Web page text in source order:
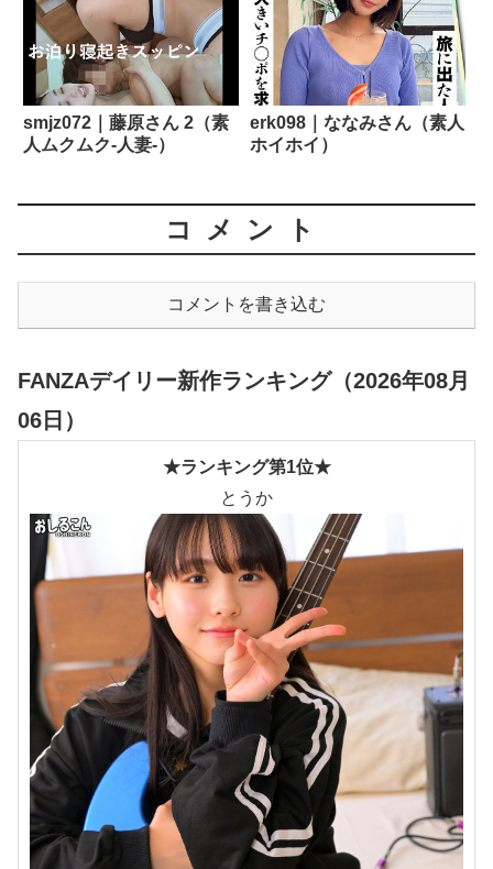
smjz072｜藤原さん 2（素
人ムクムク-人妻-）
erk098｜ななみさん（素人
ホイホイ）
コメント
コメントを書き込む
FANZAデイリー新作ランキング（2026年08月
06日）
★ランキング第1位★
とうか